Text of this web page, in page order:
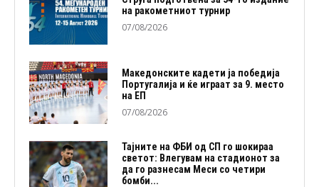
на ракометниот турнир
07/08/2026
Македонските кадети ја победија
Португалија и ќе играат за 9. место
на ЕП
07/08/2026
Тајните на ФБИ од СП го шокираа
светот: Влегувам на стадионот за
да го разнесам Меси со четири
бомби...